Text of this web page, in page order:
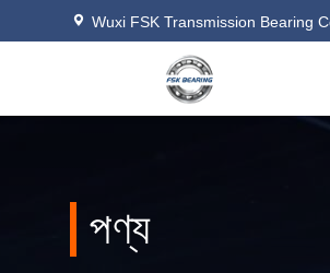
Wuxi FSK Transmission Bearing
পণ্য